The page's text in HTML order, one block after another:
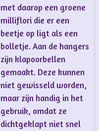
met daarop een groene
milliflori die er een
beetje op ligt als een
bolletje. Aan de hangers
zijn klapoorbellen
gemaakt. Deze kunnen
niet gewisseld worden,
maar zijn handig in het
gebruik, omdat ze
dichtgeklapt niet snel